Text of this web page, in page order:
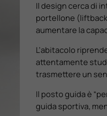
Il design cerca di
portellone
aumentare la
L’abitacolo
attentamente
trasmettere un
Il posto guida è
guida sportiva,